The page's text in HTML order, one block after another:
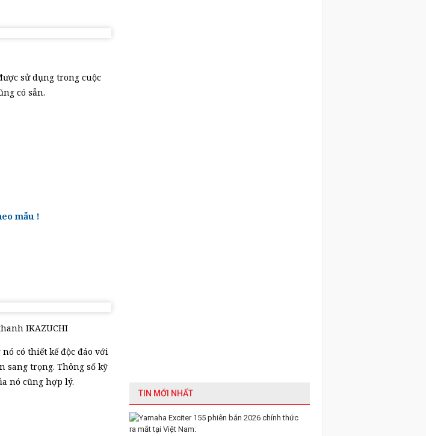
sử dụng trong cuộc
có sẵn.
mẫu !
IKAZUCHI
có thiết kế độc đáo với
sang trọng. Thông số kỹ
nó cũng hợp lý.
TIN MỚI NHẤT